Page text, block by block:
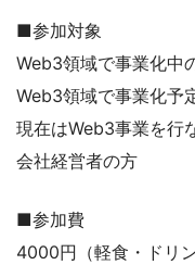
■参加対象
Web3領域で事業化中
Web3領域で事業化予
現在はWeb3事業を行
会社経営者の方
■参加費
4000円（軽食・ドリ